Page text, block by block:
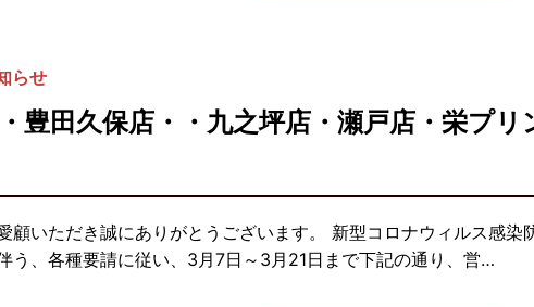
らせ
豊田久保店・・九之坪店・瀬戸店・栄プ
顧いただき誠にありがとうございます。 新型コロナウィルス感
う、各種要請に従い、3月7日～3月21日まで下記の通り、営…